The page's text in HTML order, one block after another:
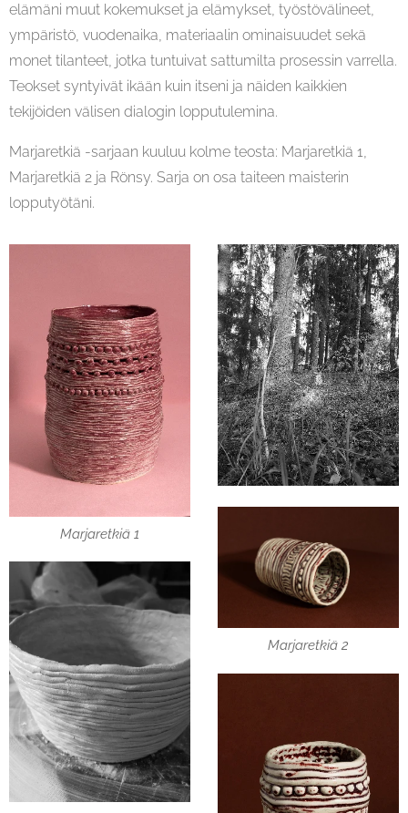
elämäni muut kokemukset ja elämykset, työstövälineet,
ympäristö, vuodenaika, materiaalin ominaisuudet sekä
monet tilanteet, jotka tuntuivat sattumilta prosessin varrella.
Teokset syntyivät ikään kuin itseni ja näiden kaikkien
tekijöiden välisen dialogin lopputulemina.
Marjaretkiä -sarjaan kuuluu kolme teosta: Marjaretkiä 1,
Marjaretkiä 2 ja Rönsy. Sarja on osa taiteen maisterin
lopputyötäni.
Marjaretkiä 1
Marjaretkiä 2